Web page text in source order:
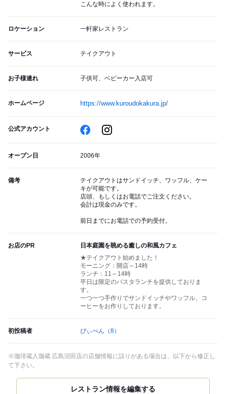
こんな時によく使われます。
ロケーション 一軒家レストラン
サービス テイクアウト
お子様連れ 子供可、ベビーカー入店可
ホームページ https://www.kuroudokakura.jp/
公式アカウント
オープン日 2006年
備考
テイクアウトはサンドイッチ、ワッフル、ケー
キが可能です。
店頭、もしくはお電話でご注文ください。
会計は現金のみです。
前日までにお電話での予約受付。
お店のPR
日本庭園を眺める癒しの和風カフェ
★テイクアウト始めました！
モーニング：開店～14時
ランチ：11～14時
平日は限定のパスタランチを提供しておりま
す。
一つ一つ手作りでサンドイッチやワッフル、コ
ーヒーをお作りしております。
初投稿者 ぴぃぺん （8）
※珈琲蔵人珈蔵 広島沼田店の店舗情報に誤りがある場合は、以下から修正し
て下さい。
レストラン情報を編集する